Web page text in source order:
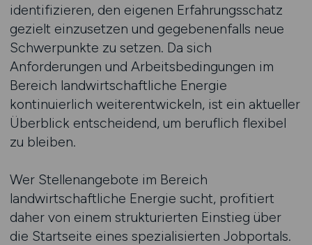
identifizieren, den eigenen Erfahrungsschatz
gezielt einzusetzen und gegebenenfalls neue
Schwerpunkte zu setzen. Da sich
Anforderungen und Arbeitsbedingungen im
Bereich landwirtschaftliche Energie
kontinuierlich weiterentwickeln, ist ein aktueller
Überblick entscheidend, um beruflich flexibel
zu bleiben.
Wer Stellenangebote im Bereich
landwirtschaftliche Energie sucht, profitiert
daher von einem strukturierten Einstieg über
die Startseite eines spezialisierten Jobportals.